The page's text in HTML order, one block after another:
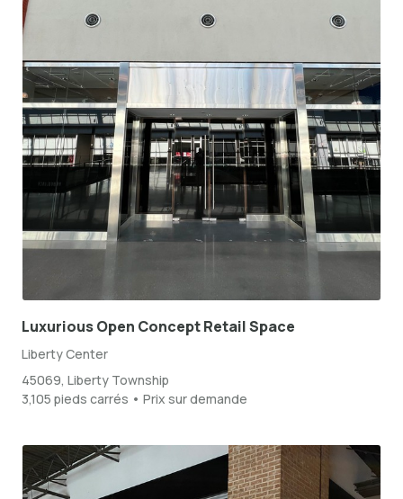
Luxurious Open Concept Retail Space
Liberty Center
45069, Liberty Township
3,105 pieds carrés • Prix sur demande